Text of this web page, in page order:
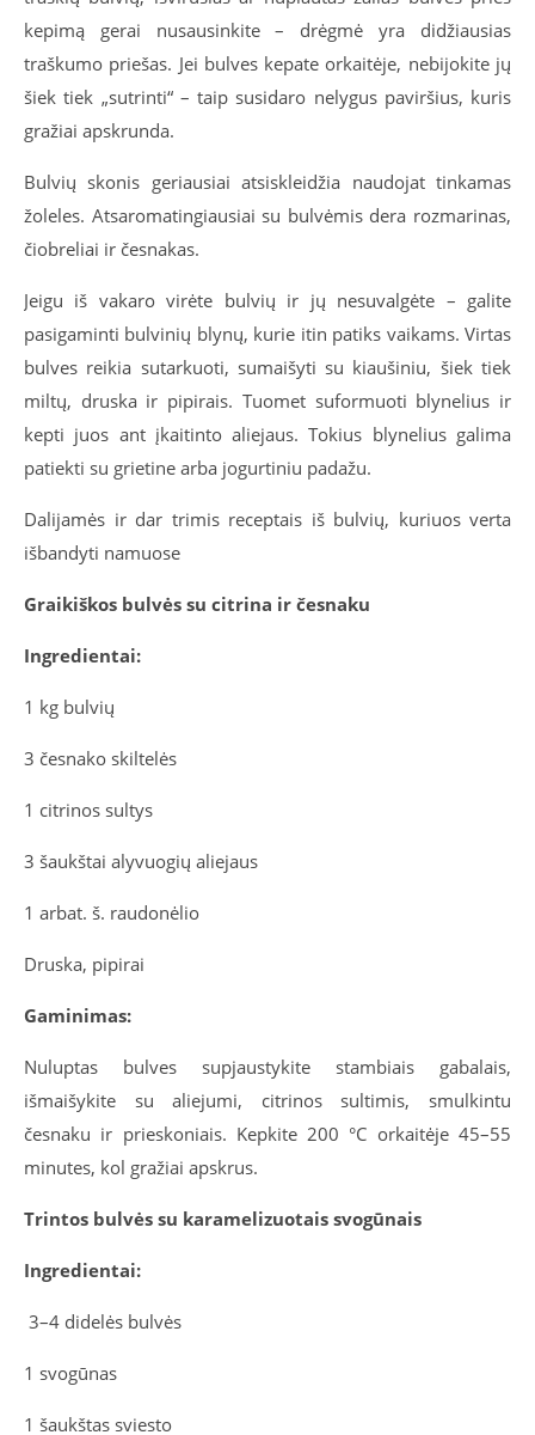
kepimą gerai nusausinkite – drėgmė yra didžiausias
traškumo priešas. Jei bulves kepate orkaitėje, nebijokite jų
šiek tiek „sutrinti“ – taip susidaro nelygus paviršius, kuris
gražiai apskrunda.
Bulvių skonis geriausiai atsiskleidžia naudojat tinkamas
žoleles. Atsaromatingiausiai su bulvėmis dera rozmarinas,
čiobreliai ir česnakas.
Jeigu iš vakaro virėte bulvių ir jų nesuvalgėte – galite
pasigaminti bulvinių blynų, kurie itin patiks vaikams. Virtas
bulves reikia sutarkuoti, sumaišyti su kiaušiniu, šiek tiek
miltų, druska ir pipirais. Tuomet suformuoti blynelius ir
kepti juos ant įkaitinto aliejaus. Tokius blynelius galima
patiekti su grietine arba jogurtiniu padažu.
Dalijamės ir dar trimis receptais iš bulvių, kuriuos verta
išbandyti namuose
Graikiškos bulvės su citrina ir česnaku
Ingredientai:
1 kg bulvių
3 česnako skiltelės
1 citrinos sultys
3 šaukštai alyvuogių aliejaus
1 arbat. š. raudonėlio
Druska, pipirai
Gaminimas:
Nuluptas bulves supjaustykite stambiais gabalais,
išmaišykite su aliejumi, citrinos sultimis, smulkintu
česnaku ir prieskoniais. Kepkite 200 °C orkaitėje 45–55
minutes, kol gražiai apskrus.
Trintos bulvės su karamelizuotais svogūnais
Ingredientai:
3–4 didelės bulvės
1 svogūnas
1 šaukštas sviesto